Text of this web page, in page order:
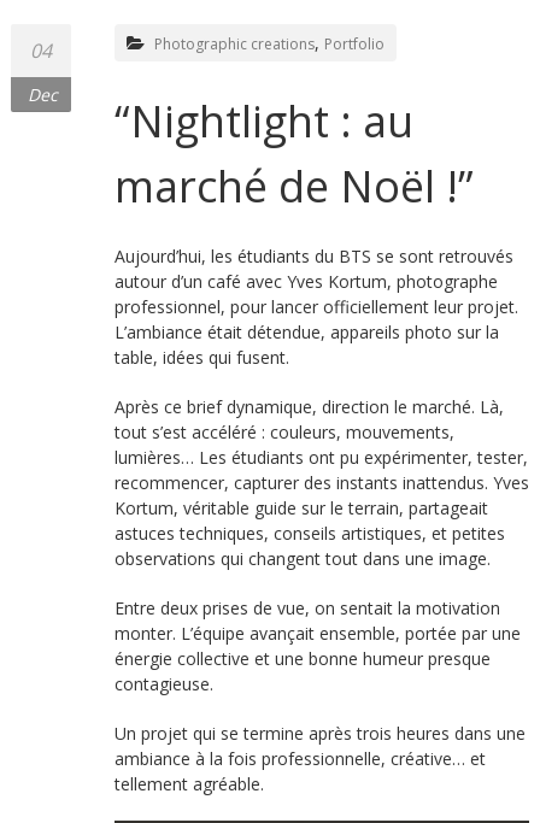
04
Dec
Photographic creations, Portfolio
“Nightlight : au
marché de Noël !”
Aujourd’hui, les étudiants du BTS se sont retrouvés
autour d’un café avec Yves Kortum, photographe
professionnel, pour lancer officiellement leur projet.
L’ambiance était détendue, appareils photo sur la
table, idées qui fusent.
Après ce brief dynamique, direction le marché. Là,
tout s’est accéléré : couleurs, mouvements,
lumières… Les étudiants ont pu expérimenter, tester,
recommencer, capturer des instants inattendus. Yves
Kortum, véritable guide sur le terrain, partageait
astuces techniques, conseils artistiques, et petites
observations qui changent tout dans une image.
Entre deux prises de vue, on sentait la motivation
monter. L’équipe avançait ensemble, portée par une
énergie collective et une bonne humeur presque
contagieuse.
Un projet qui se termine après trois heures dans une
ambiance à la fois professionnelle, créative… et
tellement agréable.